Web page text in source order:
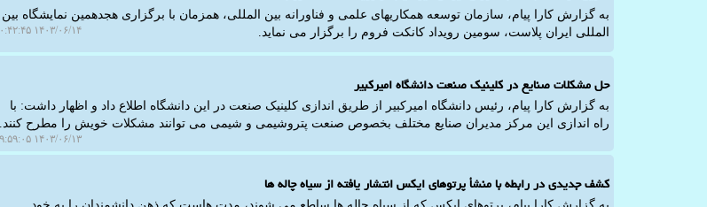
به گزارش کارا پیام، سازمان توسعه همکاریهای علمی و فناورانه بین المللی، همزمان با برگزاری هجدهمین نمایشگاه بین
المللی ایران پلاست، سومین رویداد کانکت فروم را برگزار می نماید.
۱۴۰۳/۰۶/۱۴ ۱۰:۴۲:۴۵
حل مشکلات صنایع در کلینیک صنعت دانشگاه امیرکبیر
به گزارش کارا پیام، رئیس دانشگاه امیرکبیر از طریق اندازی کلینیک صنعت در این دانشگاه اطلاع داد و اظهار داشت: با
راه اندازی این مرکز مدیران صنایع مختلف بخصوص صنعت پتروشیمی و شیمی می توانند مشکلات خویش را مطرح کنند.
۱۴۰۳/۰۶/۱۳ ۰۹:۵۹:۰۵
کشف جدیدی در رابطه با منشأ پرتوهای ایکس انتشار یافته از سیاه چاله ها